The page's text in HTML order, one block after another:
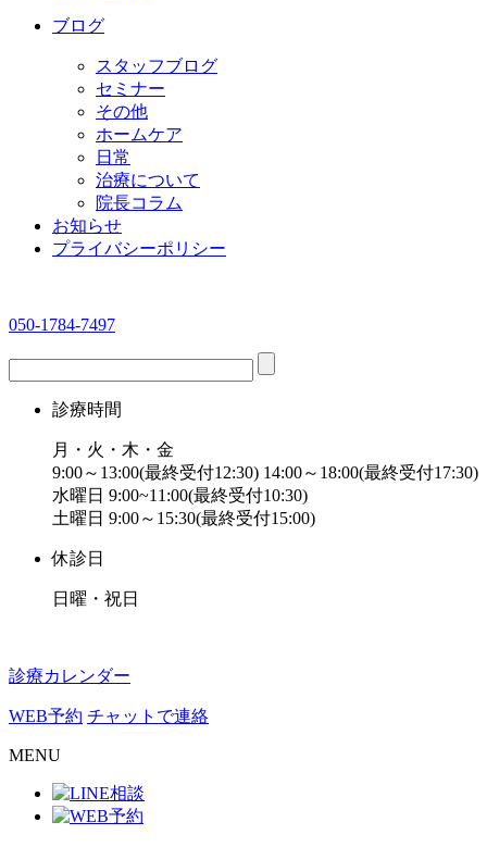
ブログ
スタッフブログ
セミナー
その他
ホームケア
日常
治療について
院長コラム
お知らせ
プライバシーポリシー
050-1784-7497
診療時間
月・火・木・金
9:00～13:00(最終受付12:30) 14:00～18:00(最終受付17:30)
水曜日 9:00~11:00(最終受付10:30)
土曜日 9:00～15:30(最終受付15:00)
休診日
日曜・祝日
診療カレンダー
WEB予約 チャットで連絡
MENU